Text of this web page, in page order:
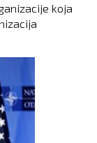
koja